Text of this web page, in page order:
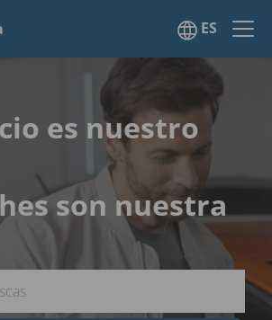
ES
es nuestro
son nuestra